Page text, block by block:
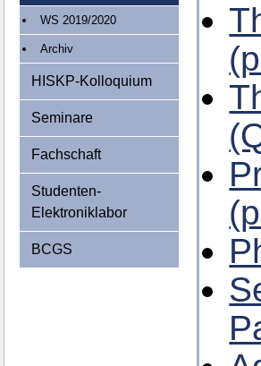
WS 2019/2020
Archiv
HISKP-Kolloquium
Seminare
Fachschaft
Studenten-
Elektroniklabor
BCGS